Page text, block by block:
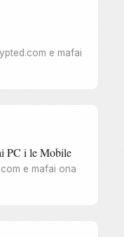
e mafai
PC i le Mobile
e mafai ona